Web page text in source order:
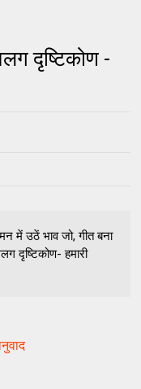
दृष्टिकोण -
में उठें भाव जो, गीत बना
दृष्टिकोण- हमारी